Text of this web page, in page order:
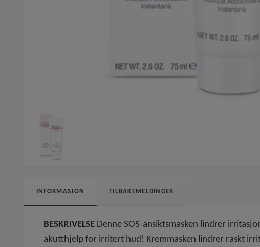
INFORMASJON TILBAKEMELDINGER
BESKRIVELSE Denne SOS-ansiktsmasken lindrer
akutthjelp for irritert hud! Kremmasken lindrer raskt